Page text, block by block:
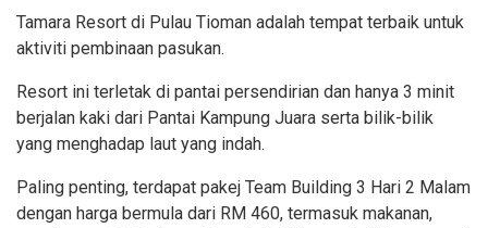
Tamara Resort di Pulau Tioman adalah tempat terbaik untuk
aktiviti pembinaan pasukan.
Resort ini terletak di pantai persendirian dan hanya 3 minit
berjalan kaki dari Pantai Kampung Juara serta bilik-bilik
yang menghadap laut yang indah.
Paling penting, terdapat pakej Team Building 3 Hari 2 Malam
dengan harga bermula dari RM 460, termasuk makanan,